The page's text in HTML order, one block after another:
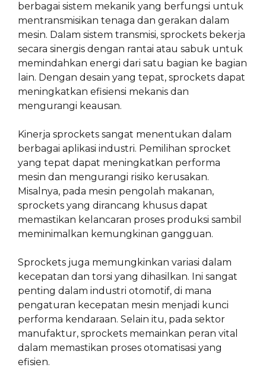
berbagai sistem mekanik yang berfungsi untuk
mentransmisikan tenaga dan gerakan dalam
mesin. Dalam sistem transmisi, sprockets bekerja
secara sinergis dengan rantai atau sabuk untuk
memindahkan energi dari satu bagian ke bagian
lain. Dengan desain yang tepat, sprockets dapat
meningkatkan efisiensi mekanis dan
mengurangi keausan.
Kinerja sprockets sangat menentukan dalam
berbagai aplikasi industri. Pemilihan sprocket
yang tepat dapat meningkatkan performa
mesin dan mengurangi risiko kerusakan.
Misalnya, pada mesin pengolah makanan,
sprockets yang dirancang khusus dapat
memastikan kelancaran proses produksi sambil
meminimalkan kemungkinan gangguan.
Sprockets juga memungkinkan variasi dalam
kecepatan dan torsi yang dihasilkan. Ini sangat
penting dalam industri otomotif, di mana
pengaturan kecepatan mesin menjadi kunci
performa kendaraan. Selain itu, pada sektor
manufaktur, sprockets memainkan peran vital
dalam memastikan proses otomatisasi yang
efisien.